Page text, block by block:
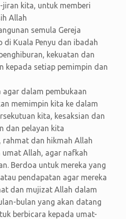
kita, untuk memberi
Allah
semula Gereja
di Kuala Penyu dan ibadah
kekuatan dan
kepada setiap pemimpin dan
agar dalam pembukaan
memimpin kita ke dalam
kita, kesaksian dan
dan pelayan kita
rahmat dan hikmah Allah
umat Allah, agar nafkah
Berdoa untuk mereka yang
pendapatan agar mereka
dan mujizat Allah dalam
bulan yang akan datang
berbicara kepada umat-